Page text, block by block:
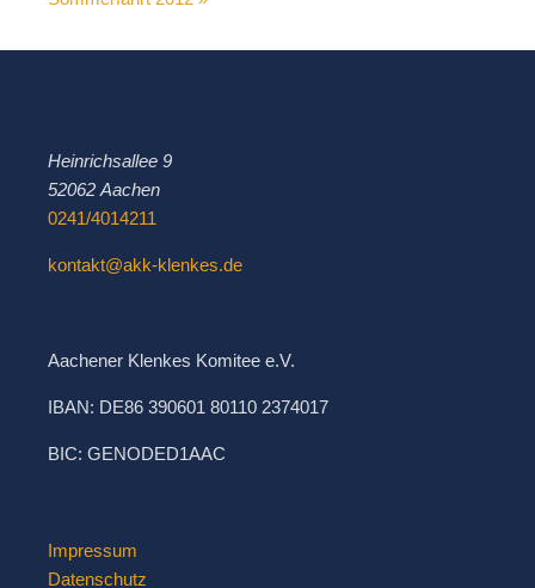
Heinrichsallee 9
52062 Aachen
0241/4014211
kontakt@akk-klenkes.de
Aachener Klenkes Komitee e.V.
IBAN: DE86 390601 80110 2374017
BIC: GENODED1AAC
Impressum
Datenschutz